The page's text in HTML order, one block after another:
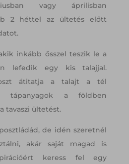
vagy áprilisban
2 héttel az ültetés előtt
inkább ősszel teszik le a
lefedik egy kis talajjal.
átitatja a talajt a tél
tápanyagok a földben
tavaszi ültetést.
de idén szeretnél
akár saját magad is
keress fel egy